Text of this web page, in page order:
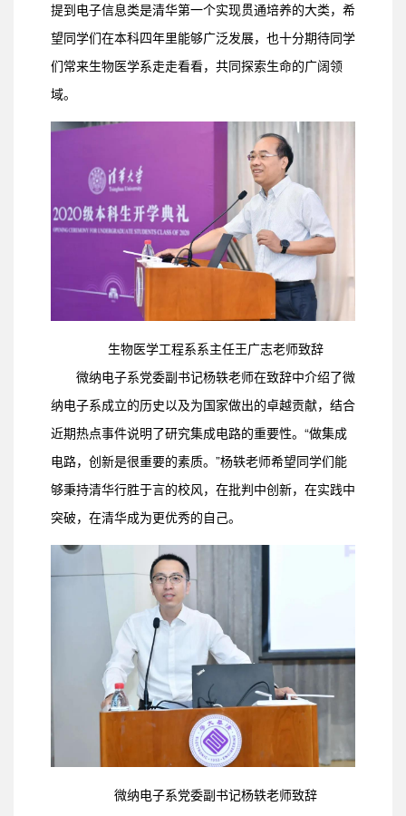
提到电子信息类是清华第一个实现贯通培养的大类，希
望同学们在本科四年里能够广泛发展，也十分期待同学
们常来生物医学系走走看看，共同探索生命的广阔领
域。
生物医学工程系系主任王广志老师致辞
微纳电子系党委副书记杨轶老师在致辞中介绍了微
纳电子系成立的历史以及为国家做出的卓越贡献，结合
近期热点事件说明了研究集成电路的重要性。“做集成
电路，创新是很重要的素质。”杨轶老师希望同学们能
够秉持清华行胜于言的校风，在批判中创新，在实践中
突破，在清华成为更优秀的自己。
微纳电子系党委副书记杨轶老师致辞